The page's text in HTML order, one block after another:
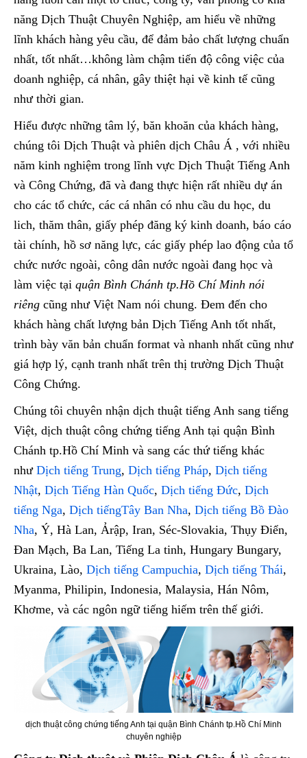
năng Dịch Thuật Chuyên Nghiệp, am hiểu về những
lĩnh khách hàng yêu cầu, để đảm bảo chất lượng chuẩn
nhất, tốt nhất…không làm chậm tiến độ công việc của
doanh nghiệp, cá nhân, gây thiệt hại về kinh tế cũng
như thời gian.
Hiểu được những tâm lý, băn khoăn của khách hàng,
chúng tôi Dịch Thuật và phiên dịch Châu Á , với nhiều
năm kinh nghiệm trong lĩnh vực Dịch Thuật Tiếng Anh
và Công Chứng, đã và đang thực hiện rất nhiều dự án
cho các tổ chức, các cá nhân có nhu cầu du học, du
lich, thăm thân, giấy phép đăng ký kinh doanh, báo cáo
tài chính, hồ sơ năng lực, các giấy phép lao động của tổ
chức nước ngoài, công dân nước ngoài đang học và
làm việc tại quận Bình Chánh tp.Hồ Chí Minh nói
riêng cũng như Việt Nam nói chung. Đem đến cho
khách hàng chất lượng bản Dịch Tiếng Anh tốt nhất,
trình bày văn bản chuẩn format và nhanh nhất cũng như
giá hợp lý, cạnh tranh nhất trên thị trường Dịch Thuật
Công Chứng.
Chúng tôi chuyên nhận dịch thuật tiếng Anh sang tiếng
Việt, dịch thuật công chứng tiếng Anh tại quận Bình
Chánh tp.Hồ Chí Minh và sang các thứ tiếng khác
như Dịch tiếng Trung, Dịch tiếng Pháp, Dịch tiếng
Nhật, Dịch Tiếng Hàn Quốc, Dịch tiếng Đức, Dịch
tiếng Nga, Dịch tiếngTây Ban Nha, Dịch tiếng Bồ Đào
Nha, Ý, Hà Lan, Ảrập, Iran, Séc-Slovakia, Thụy Điển,
Đan Mạch, Ba Lan, Tiếng La tinh, Hungary Bungary,
Ukraina, Lào, Dịch tiếng Campuchia, Dịch tiếng Thái,
Myanma, Philipin, Indonesia, Malaysia, Hán Nôm,
Khơme, và các ngôn ngữ tiếng hiếm trên thế giới.
dịch thuật công chứng tiếng Anh tại quận Bình Chánh tp.Hồ Chí Minh
chuyên nghiệp